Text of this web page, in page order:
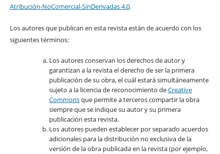
Atribución-NoComercial-SinDerivadas 4.0.
Los autores que publican en esta revista están de acuerdo con los
siguientes términos:
Los autores conservan los derechos de autor y
garantizan a la revista el derecho de ser la primera
publicación de su obra, el cuál estará simultáneamente
sujeto a la licencia de reconocimiento deCreative
Commonsque permite a terceros compartir la obra
siempre que se indique su autor y su primera
publicación esta revista.
Los autores pueden establecer por separado acuerdos
adicionales para la distribución no exclusiva de la
versión de la obra publicada en la revista (por ejemplo,